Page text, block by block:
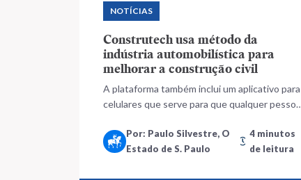
NOTÍCIAS
Construtech usa método da
indústria automobilística para
melhorar a construção civil
A plataforma também inclui um aplicativo para
celulares que serve para que qualquer pessoa
exemplo, um problema encontrado
Por: Paulo Silvestre, O
Estado de S. Paulo
4 minutos
de leitura